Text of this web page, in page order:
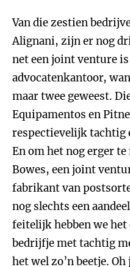
Van die zestien
Alignani, zijn er nog
net een joint venture is
advocatenkantoor,
maar twee geweest.
Equipamentos en
respectievelijk tachtig
En om het nog erger
Bowes, een joint
fabrikant van
nog slechts een
feitelijk hebben we het
bedrijfje met tachtig
het wel zo’n beetje.